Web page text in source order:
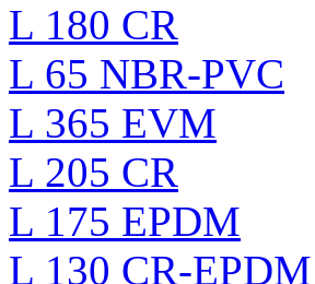
L 180 CR
L 65 NBR-PVC
L 365 EVM
L 205 CR
L 175 EPDM
L 130 CR-EPDM